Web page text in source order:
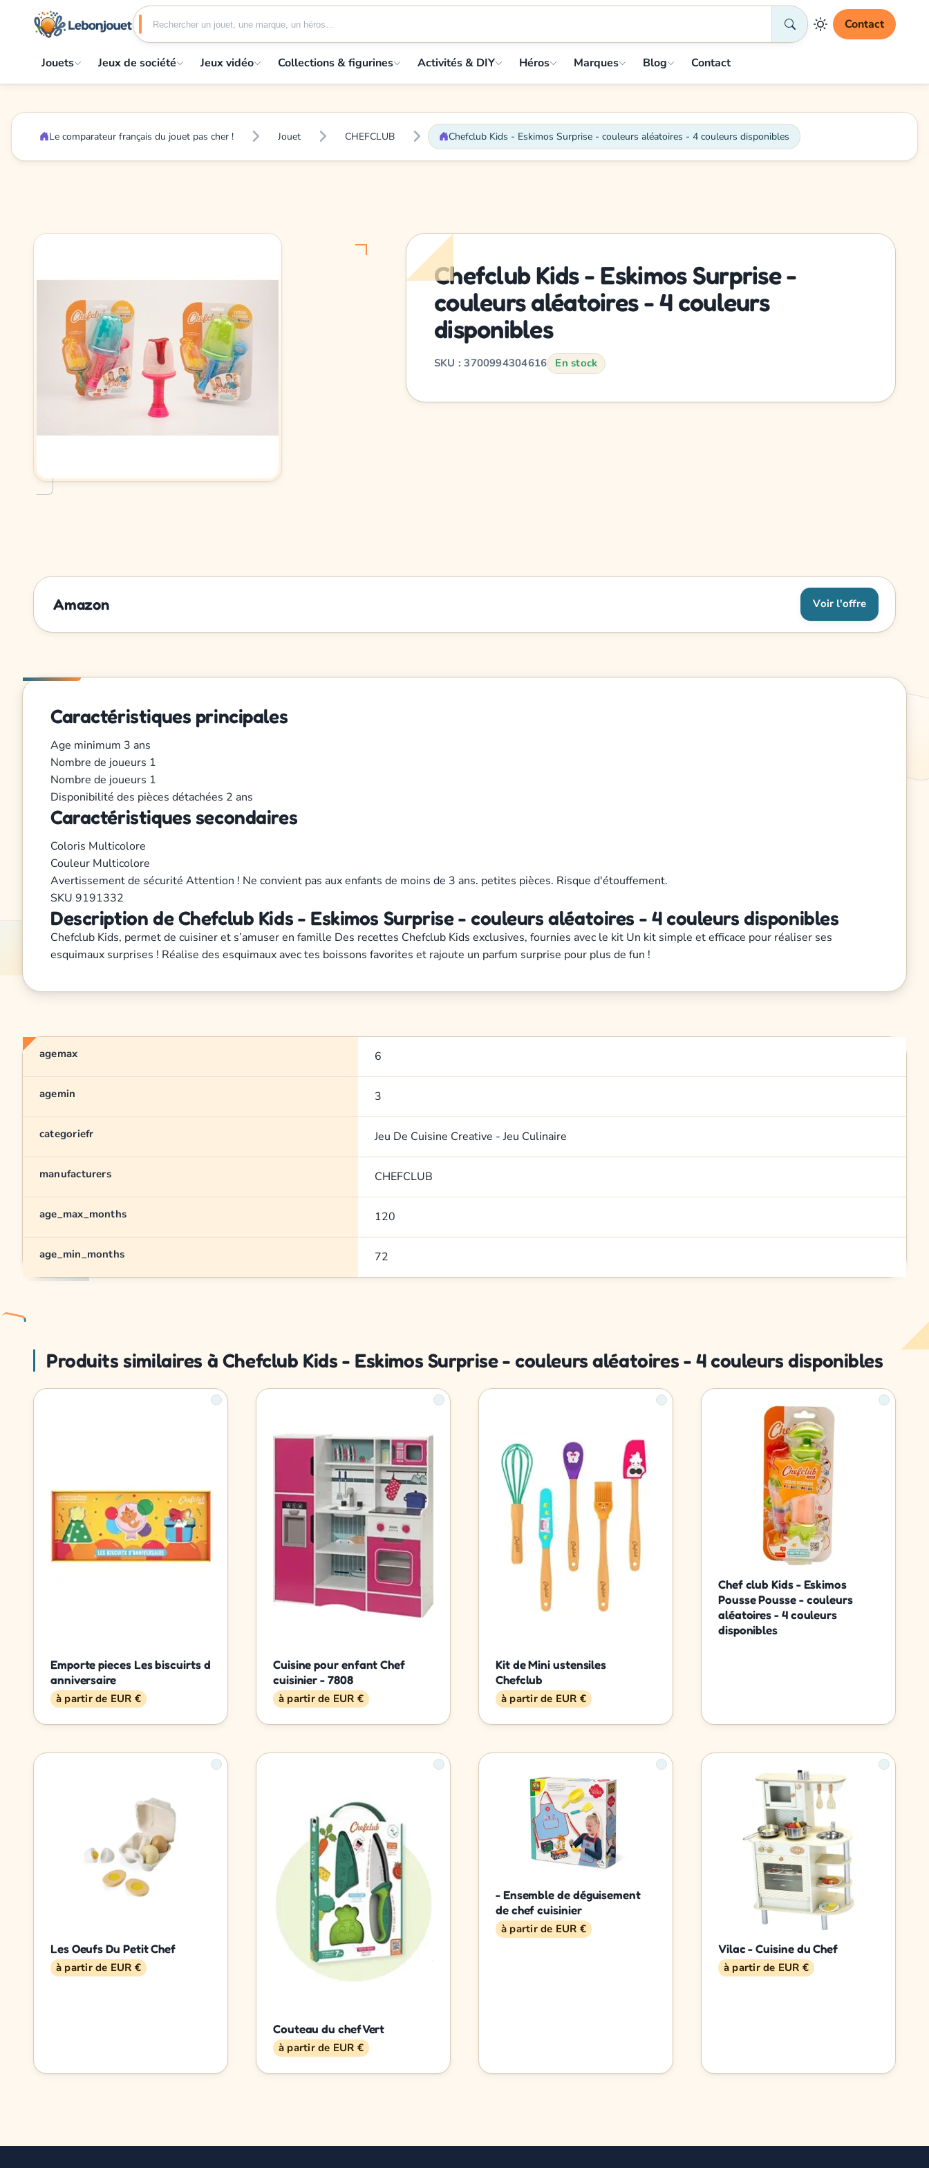
Contact
Jouets Jeux de société Jeux vidéo Collections & figurines Activités & DIY Héros Marques Blog Contact
Le comparateur français du jouet pas cher ! Jouet CHEFCLUB Chefclub Kids - Eskimos Surprise - couleurs aléatoires - 4 couleurs disponibles
Chefclub Kids - Eskimos Surprise -
couleurs aléatoires - 4 couleurs
disponibles
SKU : 3700994304616 En stock
Amazon Voir l'offre
Caractéristiques principales
Age minimum 3 ans
Nombre de joueurs 1
Nombre de joueurs 1
Disponibilité des pièces détachées 2 ans
Caractéristiques secondaires
Coloris Multicolore
Couleur Multicolore
Avertissement de sécurité Attention ! Ne convient pas aux enfants de moins de 3 ans. petites pièces. Risque d'étouffement.
SKU 9191332
Description de Chefclub Kids - Eskimos Surprise - couleurs aléatoires - 4 couleurs disponibles
Chefclub Kids, permet de cuisiner et s’amuser en famille Des recettes Chefclub Kids exclusives, fournies avec le kit Un kit simple et efficace pour réaliser ses
esquimaux surprises ! Réalise des esquimaux avec tes boissons favorites et rajoute un parfum surprise pour plus de fun !
agemax 6
agemin 3
categoriefr Jeu De Cuisine Creative - Jeu Culinaire
manufacturers CHEFCLUB
age_max_months 120
age_min_months 72
Produits similaires à Chefclub Kids - Eskimos Surprise - couleurs aléatoires - 4 couleurs disponibles
Emporte pieces Les biscuirts d
anniversaire
à partir de EUR €
Cuisine pour enfant Chef
cuisinier - 7808
à partir de EUR €
Kit de Mini ustensiles
Chefclub
à partir de EUR €
Chef club Kids - Eskimos
Pousse Pousse - couleurs
aléatoires - 4 couleurs
disponibles
Les Oeufs Du Petit Chef
à partir de EUR €
Couteau du chef Vert
à partir de EUR €
- Ensemble de déguisement
de chef cuisinier
à partir de EUR €
Vilac - Cuisine du Chef
à partir de EUR €